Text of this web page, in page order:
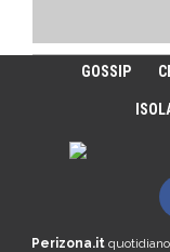
GOSSIP
Perizona.it